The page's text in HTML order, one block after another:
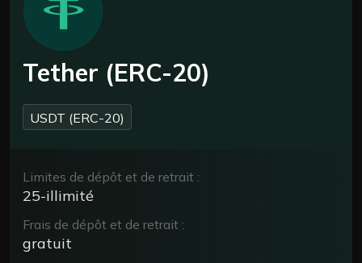
Tether (ERC-20)
USDT (ERC-20)
Limites de dépôt et de retrait :
25-illimité
Frais de dépôt et de retrait :
gratuit